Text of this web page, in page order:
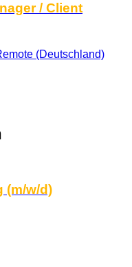
/ Client
(Deutschland)
(m/w/d)